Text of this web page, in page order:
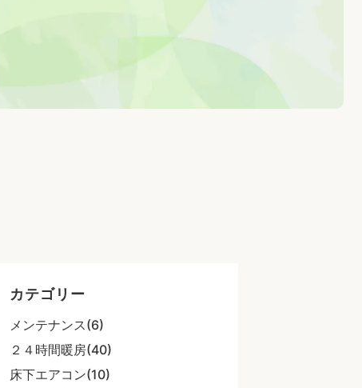
カテゴリー
メンテナンス(6)
２４時間暖房(40)
床下エアコン(10)